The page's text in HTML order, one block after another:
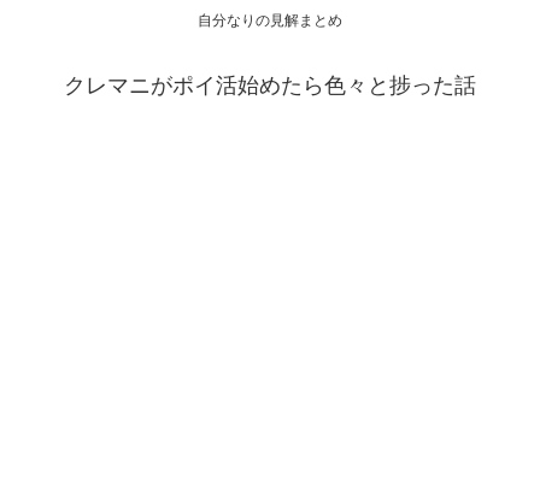
自分なりの見解まとめ
クレマニがポイ活始めたら色々と捗った話